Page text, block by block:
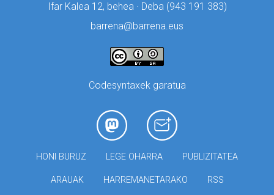
Ifar Kalea 12, behea · Deba (943 191 383)
barrena@barrena.eus
Codesyntaxek garatua
HONI BURUZ LEGE OHARRA PUBLIZITATEA
ARAUAK HARREMANETARAKO RSS